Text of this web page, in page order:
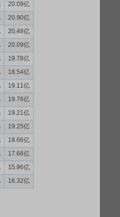
20.09亿
20.90亿
20.48亿
20.09亿
19.78亿
18.54亿
19.11亿
19.76亿
19.21亿
19.25亿
18.66亿
17.66亿
15.96亿
16.32亿